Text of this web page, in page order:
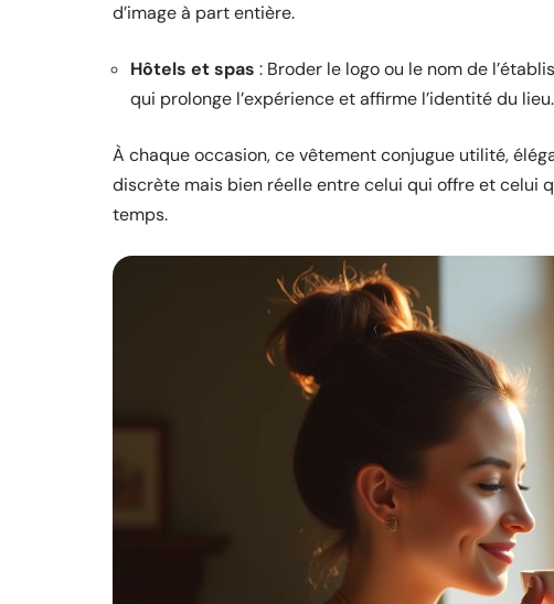
d’image à part entière.
Hôtels et spas : Broder le logo ou le nom de
qui prolonge l’expérience et affirme l’identité du lieu.
À chaque occasion, ce vêtement conjugue utilité,
discrète mais bien réelle entre celui qui offre et celui
temps.